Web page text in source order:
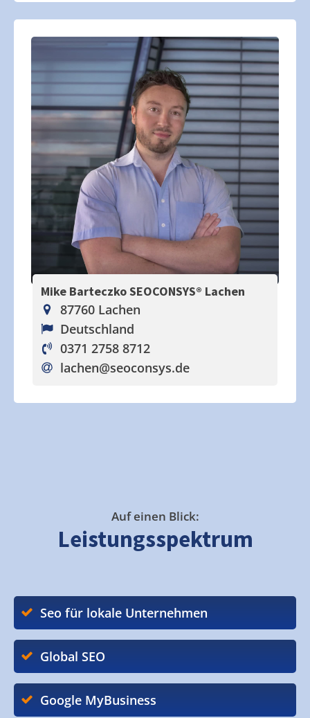
Mike Barteczko SEOCONSYS® Lachen
87760 Lachen
Deutschland
0371 2758 8712
lachen@seoconsys.de
Auf einen Blick:
Leistungsspektrum
Seo für lokale Unternehmen
Global SEO
Google MyBusiness